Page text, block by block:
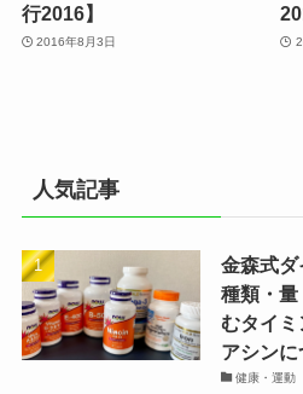
行2016】
2016年8月3日
人気記事
金森式ダ
種類・量
むタイミ
アシンに
健康・運動